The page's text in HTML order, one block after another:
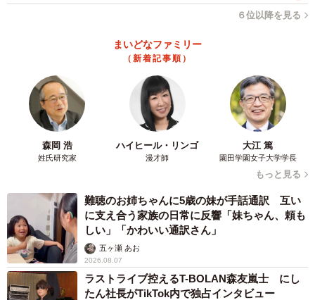
６位以降を見る
まいどなファミリー
（新着記事順）
森岡 浩
姓氏研究家
ハイヒール・リンゴ
漫才師
大江 篤
園田学園女子大学学長
もっと見る
難聴のお姉ちゃんに5歳の妹が手話通訳 互い
に支え合う家族の日常に反響「妹ちゃん、頼も
しい」「かわいい通訳さん」
五ヶ瀬 あお
2026.08.07
ラストライブ控えるT-BOLAN森友嵐士 にし
たん社長がTikTok内で独占インタビュー